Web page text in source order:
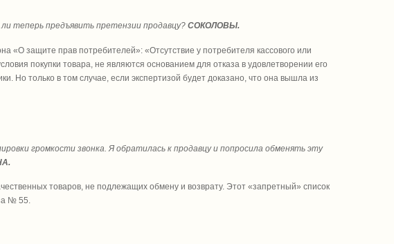
теперь предъявить претензии продавцу? СОКОЛОВЫ.
«О защите прав потребителей»: «Отсутствие у потребителя кассового или
покупки товара, не являются основанием для отказа в удовлетворении его
Но только в том случае, если экспертизой будет доказано, что она вышла из
громкости звонка. Я обратилась к продавцу и попросила обменять эту
товаров, не подлежащих обмену и возврату. Этот «запретный» список
№ 55.